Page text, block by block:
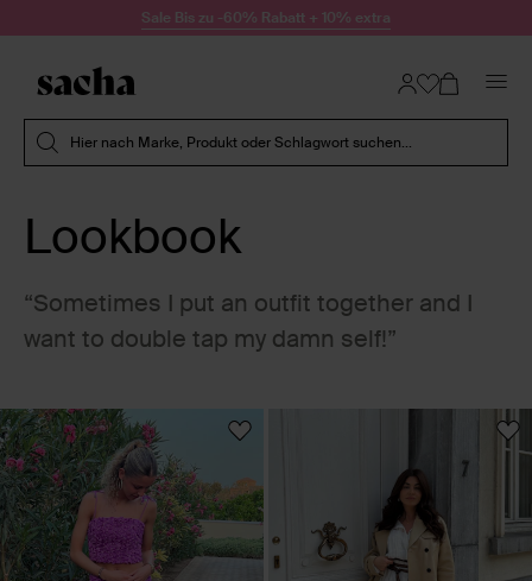
Zum Inhalt springenSale Bis zu -60% Rabatt + 10% extra
Hier nach Marke, Produkt oder Schlagwort suchen...
Lookbook
“Sometimes I put an outfit together and I
want to double tap my damn self!”